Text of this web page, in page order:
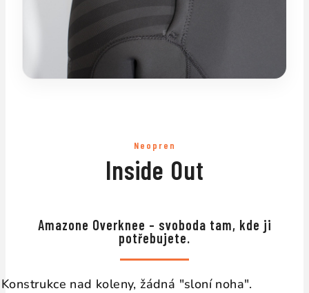
Neopren
Inside Out
Amazone Overknee – svoboda tam, kde ji
potřebujete.
Konstrukce nad koleny, žádná "sloní noha".